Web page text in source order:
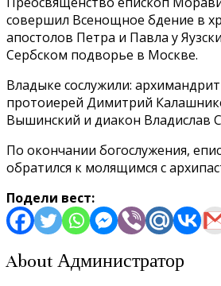
совершил Всенощное бдение в
апостолов Петра и Павла у
Сербском подворье в Москве.
Владыке сослужили:
протоиерей Димитрий
Вышинский и диакон Владислав
По окончании богослужения,
обратился к молящимся с
Подели вест:
About Администратор